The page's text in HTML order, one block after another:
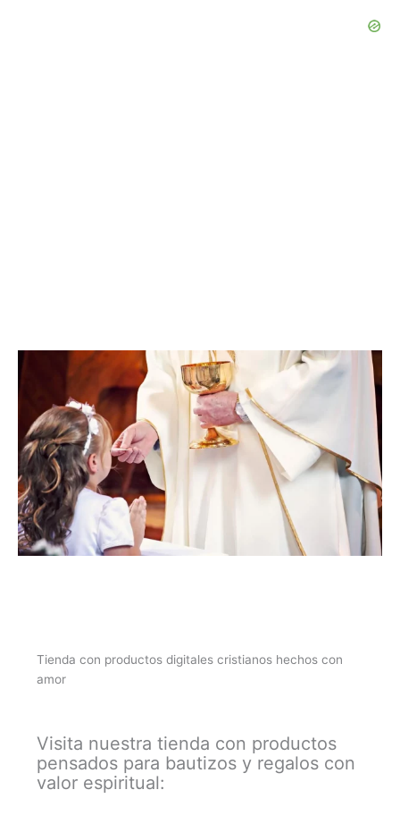
Tienda con productos digitales cristianos hechos con
amor
Visita nuestra tienda con productos
pensados para bautizos y regalos con
valor espiritual: